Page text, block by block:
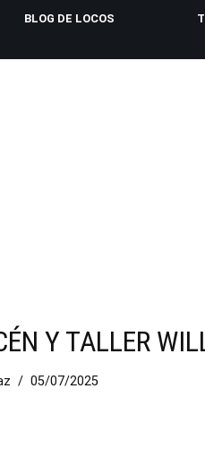
BLOG DE LOCOS
Y TALLER
05/07/2025